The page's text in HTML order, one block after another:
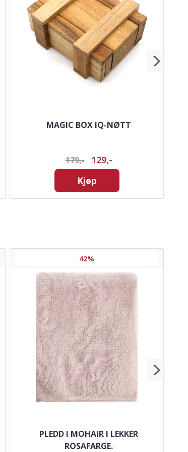
MAGIC BOX IQ-NØTT
179,-
129,-
Kjøp
42%
PLEDD I MOHAIR I LEKKER
ROSAFARGE.